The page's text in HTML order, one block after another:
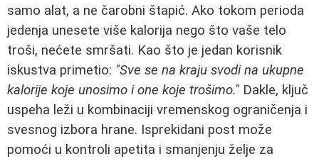
samo alat, a ne čarobni štapić. Ako tokom perioda
jedenja unesete više kalorija nego što vaše telo
troši, nećete smršati. Kao što je jedan korisnik
iskustva primetio: "Sve se na kraju svodi na ukupne
kalorije koje unosimo i one koje trošimo." Dakle, ključ
uspeha leži u kombinaciji vremenskog ograničenja i
svesnog izbora hrane. Isprekidani post može
pomoći u kontroli apetita i smanjenju želje za